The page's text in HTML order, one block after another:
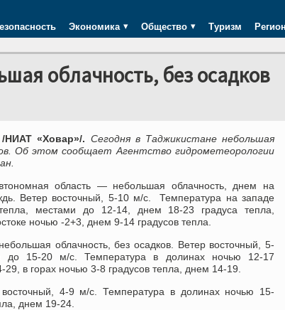
Экономика Общество Туризм
облачность, без осадков
НИАТ «Ховар»/. Сегодня в Таджикистане небольшая
Об этом сообщает Агентство гидрометеорологии
область — небольшая облачность, днем на
Ветер восточный, 5-10 м/с. Температура на западе
местами до 12-14, днем 18-23 градуса тепла,
ночью -2+3, днем 9-14 градусов тепла.
облачность, без осадков. Ветер восточный, 5-
до 15-20 м/с. Температура в долинах ночью 12-17
29, в горах ночью 3-8 градусов тепла, днем 14-19.
4-9 м/с. Температура в долинах ночью 15-
днем 19-24.